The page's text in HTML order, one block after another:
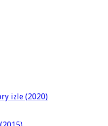
izle (2020)